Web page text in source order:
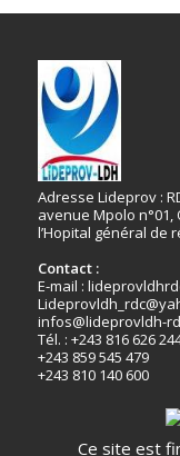
Adresse Lideprov :
avenue Mpolo n°01,
l’Hopital général de
Contact :
E-mail :
infos@lideprovldh-
Tél. : +243 816 626
+243 859 545 479
+243 810 140 600
Ce site est